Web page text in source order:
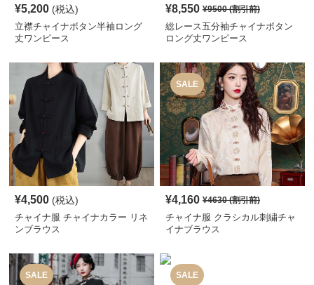
¥5,200 (税込)
立襟チャイナボタン半袖ロング
丈ワンピース
¥8,550 ¥9500(割引前)
総レース五分袖チャイナボタン
ロング丈ワンピース
¥4,500 (税込)
チャイナ服 チャイナカラー リネ
ンブラウス
SALE
¥4,160 ¥4630(割引前)
チャイナ服 クラシカル刺繍チャ
イナブラウス
SALE SALE